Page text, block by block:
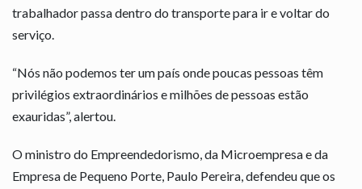
trabalhador passa dentro do transporte para ir e voltar do
serviço.
“Nós não podemos ter um país onde poucas pessoas têm
privilégios extraordinários e milhões de pessoas estão
exauridas”, alertou.
O ministro do Empreendedorismo, da Microempresa e da
Empresa de Pequeno Porte, Paulo Pereira, defendeu que os